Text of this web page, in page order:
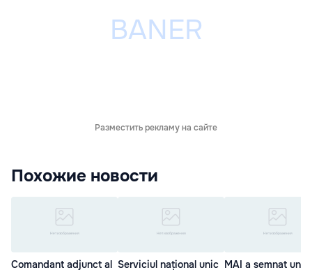
Разместить рекламу на сайте
Похожие новости
Comandant adjunct al Serviciul național unic MAI a semnat un